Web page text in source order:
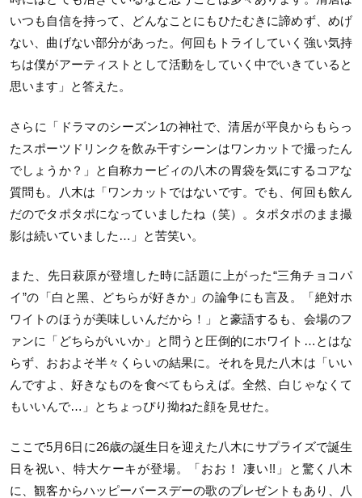
いつも自信を持って、どんなことにもひたむきに諦めず、めげ
ない、曲げない部分があった。何回もトライしていく強い気持
ちは僕がアーティストとして活動をしていく中でいきていると
思います」と答えた。
さらに「ドラマのシーズン1の神社で、清居が平良からもらっ
たスポーツドリンクを飲み干すシーンはワンカットで撮ったん
でしょうか？」と自称カービィの八木の胃袋を気にするコアな
質問も。八木は「ワンカットではないです。でも、何回も飲ん
だのでタポタポになっていましたね（笑）。タポタポのまま撮
影は続いていました…」と苦笑い。
また、先日萩原が登壇した時に話題に上がった“三角チョコパ
イ”の「白と黑、どちらが好きか」の論争にも言及。「絶対ホ
ワイトのほうが美味しいんだから！」と豪語するも、会場のフ
ァンに「どちらがいいか」と問うと圧倒的にホワイト…とはな
らず、おおよそ半々くらいの結果に。それを見た八木は「いい
んですよ、好きなものを食べてもらえば。全然、白じゃなくて
もいいんで…」とちょっぴり拗ねた顔を見せた。
ここで5月6日に26歳の誕生日を迎えた八木にサプライズで誕生
日を祝い、特大ケーキが登場。「おお！ 凄い!!」と驚く八木
に、観客からハッピーバースデーの歌のプレゼントもあり、八